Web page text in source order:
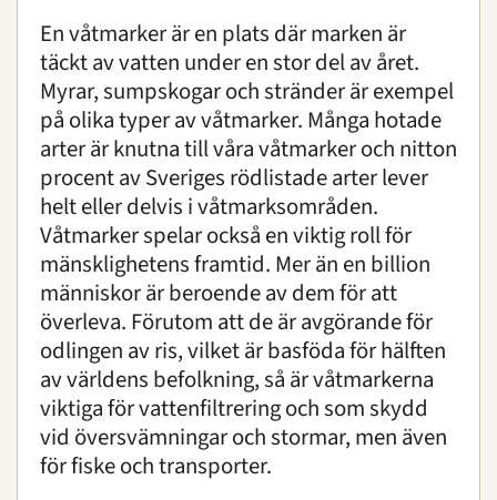
En våtmarker är en plats där marken är
täckt av vatten under en stor del av året.
Myrar, sumpskogar och stränder är exempel
på olika typer av våtmarker. Många hotade
arter är knutna till våra våtmarker och nitton
procent av Sveriges rödlistade arter lever
helt eller delvis i våtmarksområden.
Våtmarker spelar också en viktig roll för
mänsklighetens framtid. Mer än en billion
människor är beroende av dem för att
överleva. Förutom att de är avgörande för
odlingen av ris, vilket är basföda för hälften
av världens befolkning, så är våtmarkerna
viktiga för vattenfiltrering och som skydd
vid översvämningar och stormar, men även
för fiske och transporter.